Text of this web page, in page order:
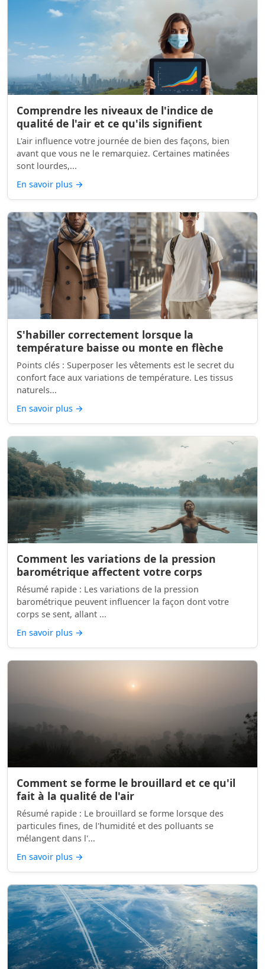
Comprendre les niveaux de l'indice de
qualité de l'air et ce qu'ils signifient
L'air influence votre journée de bien des façons, bien
avant que vous ne le remarquiez. Certaines matinées
sont lourdes,...
En savoir plus →
S'habiller correctement lorsque la
température baisse ou monte en flèche
Points clés : Superposer les vêtements est le secret du
confort face aux variations de température. Les tissus
naturels...
En savoir plus →
Comment les variations de la pression
barométrique affectent votre corps
Résumé rapide : Les variations de la pression
barométrique peuvent influencer la façon dont votre
corps se sent, allant ...
En savoir plus →
Comment se forme le brouillard et ce qu'il
fait à la qualité de l'air
Résumé rapide : Le brouillard se forme lorsque des
particules fines, de l'humidité et des polluants se
mélangent dans l'...
En savoir plus →